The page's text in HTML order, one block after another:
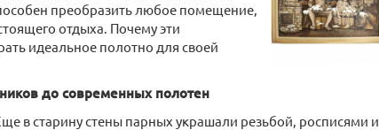
преобразить любое помещение,
отдыха. Почему эти
идеальное полотно для своей
до современных полотен
в старину стены парных украшали резьбой, росписями и